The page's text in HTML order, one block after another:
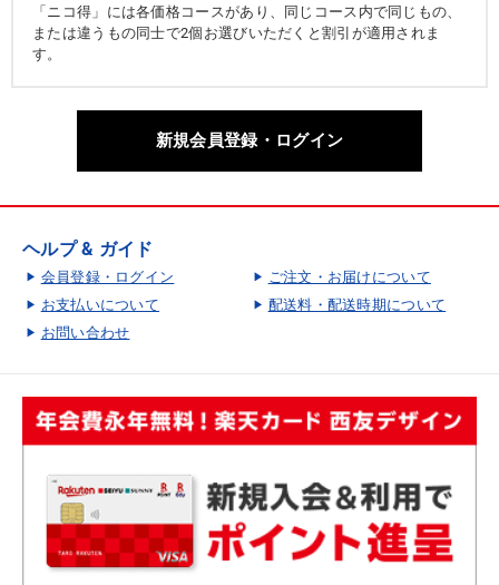
「ニコ得」には各価格コースがあり、同じコース内で同じもの、
または違うもの同士で2個お選びいただくと割引が適用されま
す。
新規会員登録・ログイン
ヘルプ & ガイド
会員登録・ログイン
ご注文・お届けについて
お支払いについて
配送料・配送時期について
お問い合わせ